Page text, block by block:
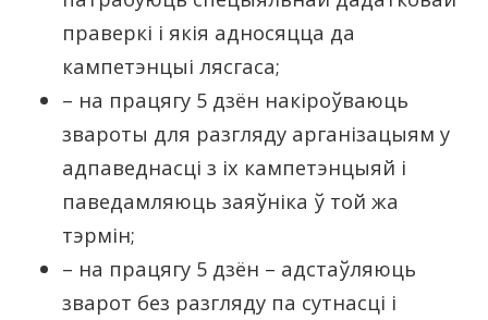
праверкі і якія адносяцца да
кампетэнцыі лясгаса;
– на працягу 5 дзён накіроўваюць
звароты для разгляду арганізацыям у
адпаведнасці з іх кампетэнцыяй і
паведамляюць заяўніка ў той жа
тэрмін;
– на працягу 5 дзён – адстаўляюць
зварот без разгляду па сутнасці і